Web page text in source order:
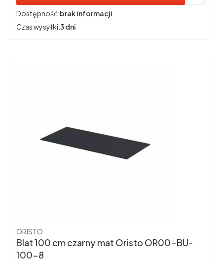
Dostępność:brak informacji
Czas wysyłki:3 dni
Producent
ORISTO
Blat 100 cm czarny mat Oristo OR00-BU-
100-8